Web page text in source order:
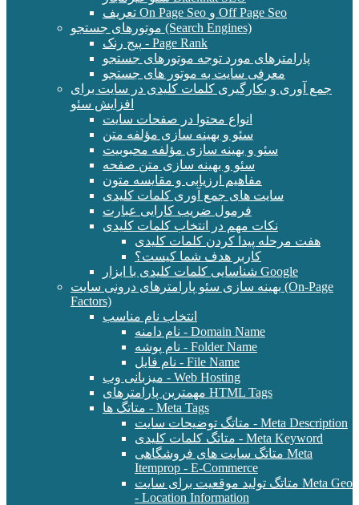
تعریف On Page Seo و Off Page Seo
موتورهای جستجو (Search Engines)
پیج رنک - Page Rank
پارامترهای مورد توجه موتورهای جستجو
معرفی سایت به موتور های جستجو
جمع آوری و بکارگیری کلمات کلیدی در سایت برای
افزایش سئو
انواع محتوا در صفحات سایت
سئو و بهینه سازی مؤلفه متن
سئو و بهینه سازی مؤلفه محبوبیت
سئو و بهینه سازی متن صفحه
مفاهیم ارزیابی و مقایسه متون
سایت های جمع آوری کلمات کلیدی
فرمول ضریب کارایی عبارت
نکات مهم در انتخاب کلمات کلیدی
هفت مرحله پیدا کردن کلمات کلیدی
کاربر هدف شما کیست؟
شناسایی کلمات کلیدی با ابزار Google
بهینه سازی سئو پارامترهای درونی سایت (On-Page
Factors)
انتخاب نام مناسب
نام دامنه - Domain Name
نام پوشه - Folder Name
نام فایل - File Name
میزبانی وب - Web Hosting
مهمترین پارامترهای HTML Tags
متاتگ ها - Meta Tags
متاتگ توضیحات سایت - Meta Description
متاتگ کلمات کلیدی - Meta Keyword
متاتگ سایت های فروشگاهی Meta
Itemprop - E-Commerce
متاتگ تولید موقعیت برای سایت Meta Geo
- Location Information